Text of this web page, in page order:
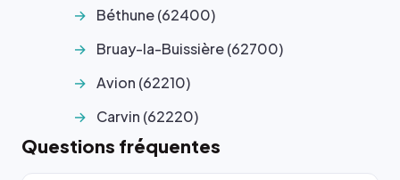
Béthune (62400)
Bruay-la-Buissière (62700)
Avion (62210)
Carvin (62220)
Questions fréquentes